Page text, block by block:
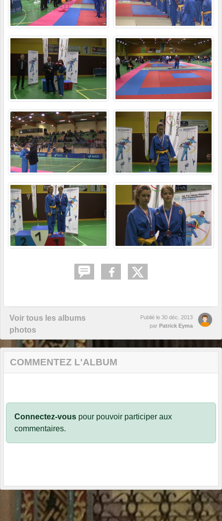
Voir tous les albums
photos
Publié le 30 déc. 2013
par Patrick Eyma
COMMENTEZ L'ALBUM
Connectez-vous pour pouvoir participer aux
commentaires.